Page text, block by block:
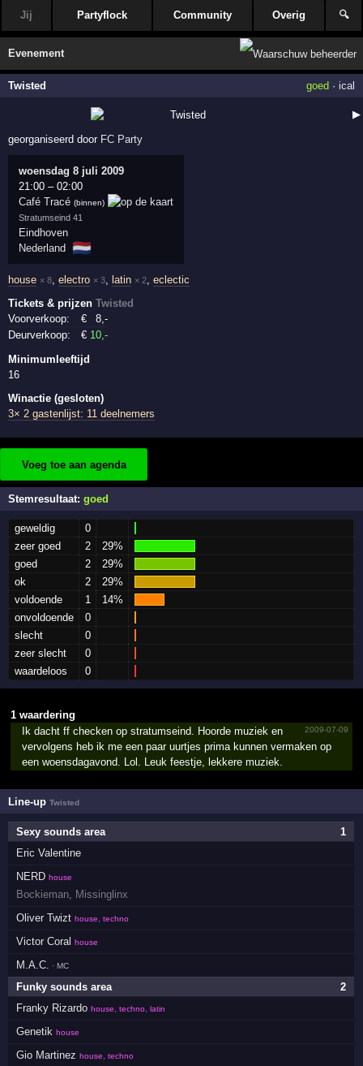
Jij Partyflock Community Overig 🔍
Evenement
Twisted goed · ical
▶
georganiseerd door FC Party
woensdag 8 juli 2009
21:00 –02:00
Café Tracé (binnen)
Stratumseind 41
Eindhoven
Nederland
🇳🇱
house × 8,electro × 3, latin × 2,eclectic
Tickets & prijzenTwisted
Voorverkoop:
€ 8,-
Deurverkoop:
€ 10,-
Minimumleeftijd
16
Winactie (gesloten)
3× 2 gastenlijst: 11 deelnemers
Voeg toe aan agenda
Stemresultaat:goed
geweldig
0
zeer goed
2
29%
goed
2
29%
ok
2
29%
voldoende
1
14%
onvoldoende
0
slecht
0
zeer slecht
0
waardeloos
0
1 waardering
2009-07-09
Ik dacht ff checken op stratumseind. Hoorde muziek en
vervolgens heb ik me een paar uurtjes prima kunnen vermaken op
een woensdagavond. Lol. Leuk feestje, lekkere muziek.
Line-upTwisted
1
Sexy sounds area
Eric Valentine
NERD house
Bockieman
Missinglinx
Oliver Twizt house, techno
Victor Coral house
M.A.C. · MC
2
Funky sounds area
Franky Rizardo house, techno, latin
Genetik house
Gio Martinez house, techno